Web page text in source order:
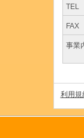
TEL
FAX
事業
利用規